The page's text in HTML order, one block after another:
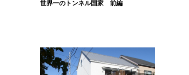
世界一のトンネル国家 前編